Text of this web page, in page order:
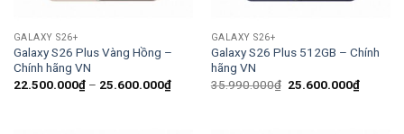
GALAXY S26+
Galaxy S26 Plus Vàng Hồng –
Chính hãng VN
22.500.000₫ – 25.600.000₫Khoảng
giá:
GALAXY S26+
Galaxy S26 Plus 512GB – Chính
hãng VN
35.990.000₫ Giá
25.600.000₫Giá
hiện